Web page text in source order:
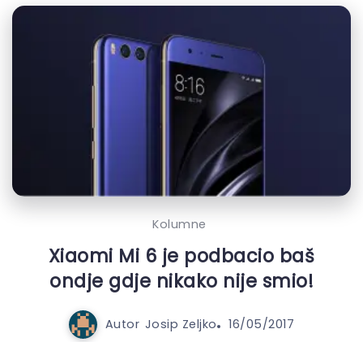
Kolumne
Xiaomi Mi 6 je podbacio baš
ondje gdje nikako nije smio!
Autor Josip Zeljko 16/05/2017